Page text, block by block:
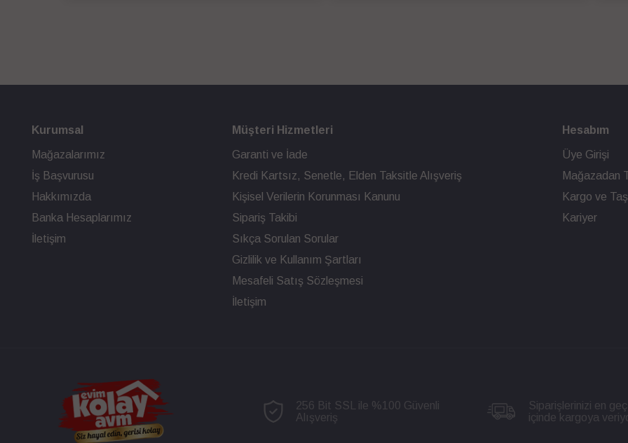
Kurumsal
Mağazalarımız
İş Başvurusu
Hakkımızda
Banka Hesaplarımız
İletişim
Müşteri Hizmetleri
Garanti ve İade
Kredi Kartsız, Senetle, Elden Taksitle Alışveriş
Kişisel Verilerin Korunması Kanunu
Sipariş Takibi
Sıkça Sorulan Sorular
Gizlilik ve Kullanım Şartları
Mesafeli Satış Sözleşmesi
İletişim
Hesabım
Üye Girişi
Mağazadan
Kargo ve
Kariyer
256 Bit SSL ile %100 Güvenli
Alışveriş
Siparişlerinizi en
içinde kargoya